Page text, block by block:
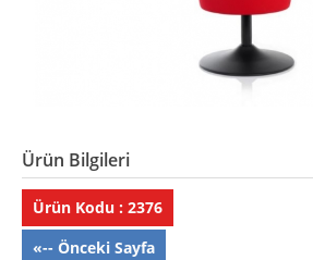
Ürün Bilgileri
Ürün Kodu : 2376
«-- Önceki Sayfa